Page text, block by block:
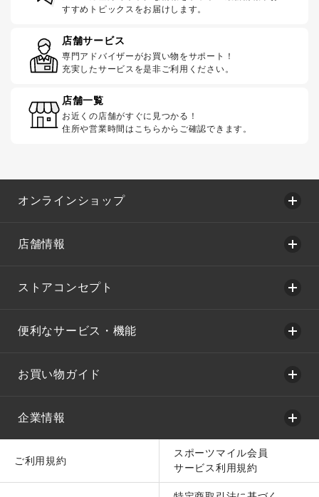
すすめトピックスをお届けします。
店舗サービス
専門アドバイザーがお買い物をサポート！
充実したサービスを是非ご利用ください。
店舗一覧
お近くの店舗がすぐに見つかる！
住所や営業時間はこちらからご確認できます。
オンラインショップ
店舗情報
ストアコンセプト
便利なサービス・機能
お買い物ガイド
企業情報
ご利用規約
スポーツマイル会員
サービス利用規約